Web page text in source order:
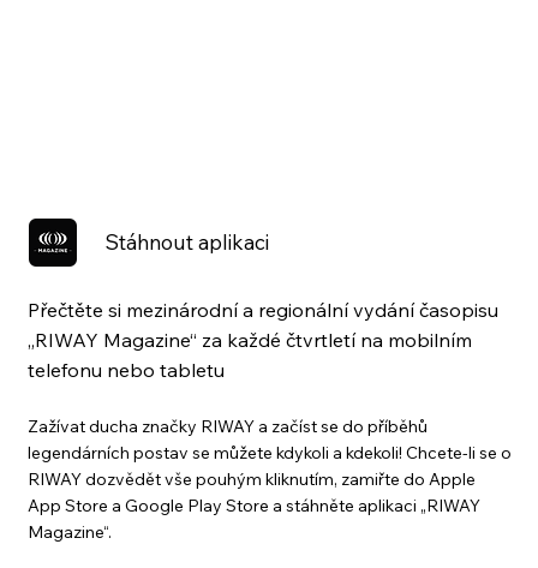
Stáhnout aplikaci
Přečtěte si mezinárodní a regionální vydání časopisu
„RIWAY Magazine“ za každé čtvrtletí na mobilním
telefonu nebo tabletu
Zažívat ducha značky RIWAY a začíst se do příběhů
legendárních postav se můžete kdykoli a kdekoli! Chcete-li se o
RIWAY dozvědět vše pouhým kliknutím, zamiřte do Apple
App Store a Google Play Store a stáhněte aplikaci „RIWAY
Magazine“.